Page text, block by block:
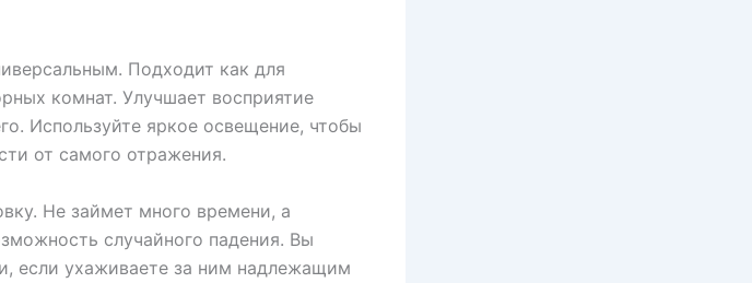
Подходит как для
комнат. Улучшает восприятие
Используйте яркое освещение, чтобы
от самого отражения.
Не займет много времени, а
случайного падения. Вы
если ухаживаете за ним надлежащим